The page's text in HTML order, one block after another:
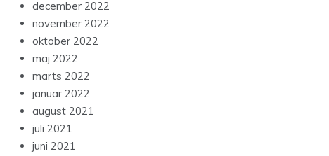
juni 2021
maj 2021
april 2021
december 2020
Categories
Blog